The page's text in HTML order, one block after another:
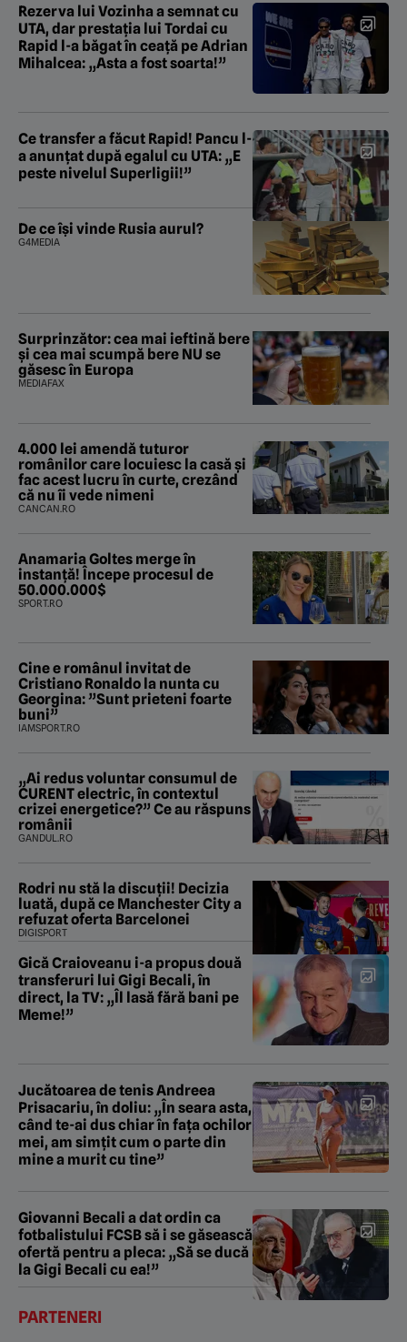
Rezerva lui Vozinha a semnat cu
UTA, dar prestația lui Tordai cu
Rapid l-a băgat în ceață pe Adrian
Mihalcea: „Asta a fost soarta!”
Ce transfer a făcut Rapid! Pancu l-
a anunțat după egalul cu UTA: „E
peste nivelul Superligii!”
De ce își vinde Rusia aurul?
G4MEDIA
Surprinzător: cea mai ieftină bere
și cea mai scumpă bere NU se
găsesc în Europa
MEDIAFAX
4.000 lei amendă tuturor
românilor care locuiesc la casă și
fac acest lucru în curte, crezând
că nu îi vede nimeni
CANCAN.RO
Anamaria Goltes merge în
instanță! Începe procesul de
50.000.000$
SPORT.RO
Cine e românul invitat de
Cristiano Ronaldo la nunta cu
Georgina: ”Sunt prieteni foarte
buni”
IAMSPORT.RO
„Ai redus voluntar consumul de
CURENT electric, în contextul
crizei energetice?” Ce au răspuns
românii
GANDUL.RO
Rodri nu stă la discuții! Decizia
luată, după ce Manchester City a
refuzat oferta Barcelonei
DIGISPORT
Gică Craioveanu i-a propus două
transferuri lui Gigi Becali, în
direct, la TV: „Îl lasă fără bani pe
Meme!”
Jucătoarea de tenis Andreea
Prisacariu, în doliu: „În seara asta,
când te-ai dus chiar în fața ochilor
mei, am simțit cum o parte din
mine a murit cu tine”
Giovanni Becali a dat ordin ca
fotbalistului FCSB să i se găsească
ofertă pentru a pleca: „Să se ducă
la Gigi Becali cu ea!”
PARTENERI